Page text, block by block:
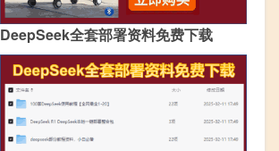
DeepSeek全套部署资料免费下载